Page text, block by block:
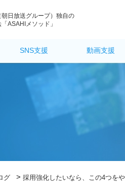
朝日放送グループ）独自の
ASAHIメソッド」
SNS支援 動画支援
グ > 採用強化したいなら、この4つを